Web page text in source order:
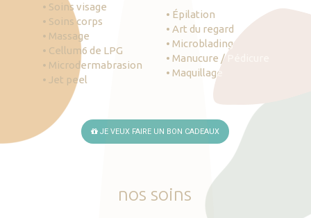
• Soins visage
• Soins corps
• Massage
• Cellum6 de LPG
• Microdermabrasion
• Jet peel
• Épilation
• Art du regard
• Microblading
• Manucure / Pédicure
• Maquillage
JE VEUX FAIRE UN BON CADEAUX
nos soins